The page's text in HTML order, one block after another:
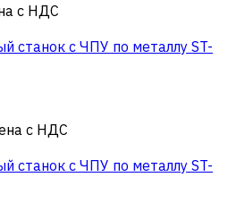
с НДС
станок с ЧПУ по металлу ST-
с НДС
станок с ЧПУ по металлу ST-